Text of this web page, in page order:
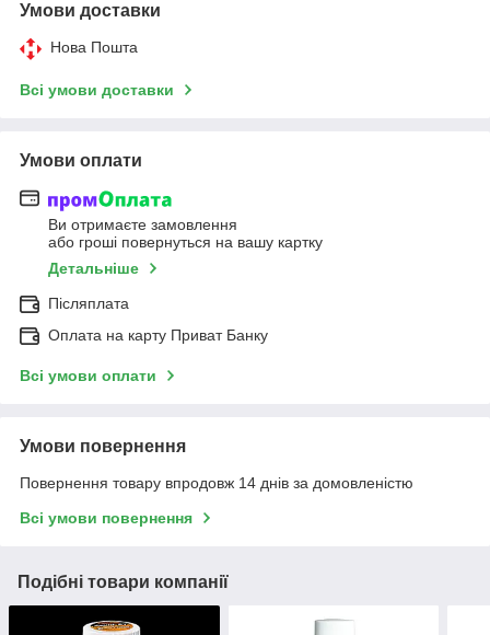
Умови доставки
Нова Пошта
Всі умови доставки
Умови оплати
Ви отримаєте замовлення
або гроші повернуться на вашу картку
Детальніше
Післяплата
Оплата на карту Приват Банку
Всі умови оплати
Умови повернення
Повернення товару впродовж 14 днів за домовленістю
Всі умови повернення
Подібні товари компанії